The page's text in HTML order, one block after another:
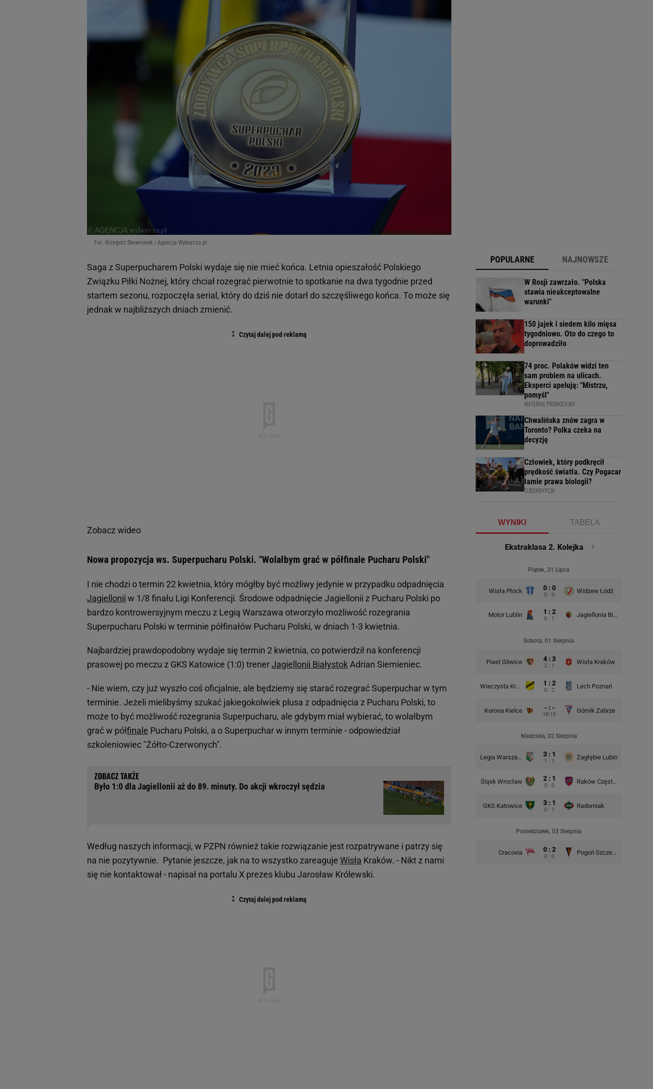
Fot. Grzegorz Skowronek / Agencja Wyborcza.pl
Saga z Superpucharem Polski wydaje się nie mieć końca. Letnia opieszałość Polskiego
Związku Piłki Nożnej, który chciał rozegrać pierwotnie to spotkanie na dwa tygodnie przed
startem sezonu, rozpoczęła serial, który do dziś nie dotarł do szczęśliwego końca. To może się
jednak w najbliższych dniach zmienić.
Zobacz wideo
Nowa propozycja ws. Superpucharu Polski. "Wolałbym grać w półfinale Pucharu Polski"
I nie chodzi o termin 22 kwietnia, który mógłby być możliwy jedynie w przypadku odpadnięcia
Jagiellonii w 1/8 finału Ligi Konferencji. Środowe odpadnięcie Jagiellonii z Pucharu Polski po
bardzo kontrowersyjnym meczu z Legią Warszawa otworzyło możliwość rozegrania
Superpucharu Polski w terminie półfinałów Pucharu Polski, w dniach 1-3 kwietnia.
Najbardziej prawdopodobny wydaje się termin 2 kwietnia, co potwierdził na konferencji
prasowej po meczu z GKS Katowice (1:0) trenerJagiellonii BiałystokAdrian Siemieniec.
- Nie wiem, czy już wyszło coś oficjalnie, ale będziemy się starać rozegrać Superpuchar w tym
terminie. Jeżeli mielibyśmy szukać jakiegokolwiek plusa z odpadnięcia z Pucharu Polski, to
może to być możliwość rozegrania Superpucharu, ale gdybym miał wybierać, to wolałbym
grać w półfinale Pucharu Polski, a o Superpuchar w innym terminie - odpowiedział
szkoleniowiec "Żółto-Czerwonych".
Było 1:0 dla Jagiellonii aż do 89. minuty. Do akcji wkroczył sędzia
Według naszych informacji, w PZPN również takie rozwiązanie jest rozpatrywane i patrzy się
na nie pozytywnie. Pytanie jeszcze, jak na to wszystko zareaguje Wisła Kraków. - Nikt z nami
się nie kontaktował - napisał na portalu X prezes klubu Jarosław Królewski.
POPULARNE NAJNOWSZE
W Rosji zawrzało. "Polska
stawia nieakceptowalne
warunki"
150 jajek i siedem kilo mięsa
tygodniowo. Oto do czego to
doprowadziło
74 proc. Polaków widzi ten
sam problem na ulicach.
Eksperci apelują: "Mistrzu,
pomyśl"
MATERIAŁ PROMOCYJNY
Chwalińska znów zagra w
Toronto? Polka czeka na
decyzję
Człowiek, który podkręcił
prędkość światła. Czy Pogacar
łamie prawa biologii?
SUBSKRYPCJA
WYNIKI TABELA
Ekstraklasa 2. Kolejka
Piątek, 31 Lipca
Wisła Płock 0 : 0
0 : 0
Widzew Łódź
Motor Lublin 1 : 2
0 : 1
Jagiellonia Białystok
Sobota, 01 Sierpnia
Piast Gliwice 4 : 3
2 : 1
Wisła Kraków
Wieczysta Kraków 1 : 2
0 : 2
Lech Poznań
Korona Kielce - : -
18:15
Górnik Zabrze
Niedziela, 02 Sierpnia
Legia Warszawa 3 : 1
1 : 1
Zagłębie Lubin
Śląsk Wrocław 2 : 1
0 : 0
Raków Częstochowa
GKS Katowice 3 : 1
0 : 1
Radomiak
Poniedziałek, 03 Sierpnia
Cracovia 0 : 2
0 : 0
Pogoń Szczecin